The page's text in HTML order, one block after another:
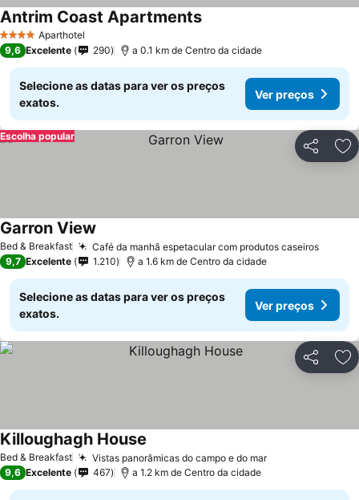
4 EstrelasAparthotel
Antrim Coast ApartmentsVer preços
9,6 Excelente 290 a 0.1 km de Centro da cidade
Selecione as datas para ver os preços
exatos.
Ver preços
Partilhar
Escolha popular
Bed & Breakfast Café da manhã espetacular com produtos caseirosVer
Garron View
9,7 Excelente 1.210 a 1.6 km de Centro da cidade
Selecione as datas para ver os preços
exatos.
Ver preços
Partilhar
Bed & Breakfast Vistas panorâmicas do campo e do marVer preços
Killoughagh House
9,6 Excelente 467 a 1.2 km de Centro da cidade